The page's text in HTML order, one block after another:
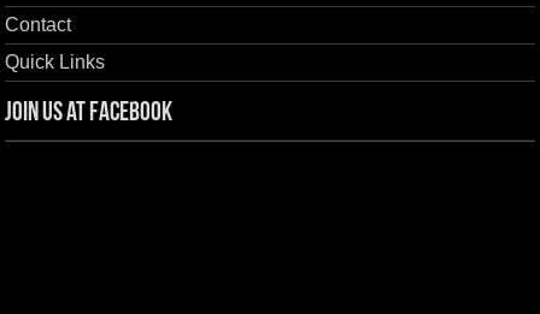
Contact
Quick Links
Join us at Facebook